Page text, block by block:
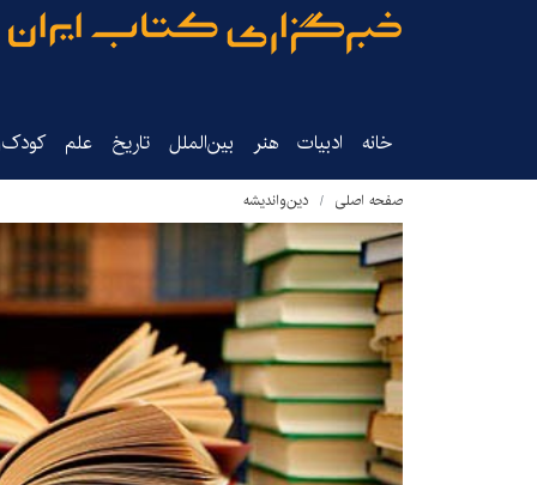
خانه ادبیات هنر بین‌الملل تاریخ‌ علم
صفحه اصلی دین‌واندیشه